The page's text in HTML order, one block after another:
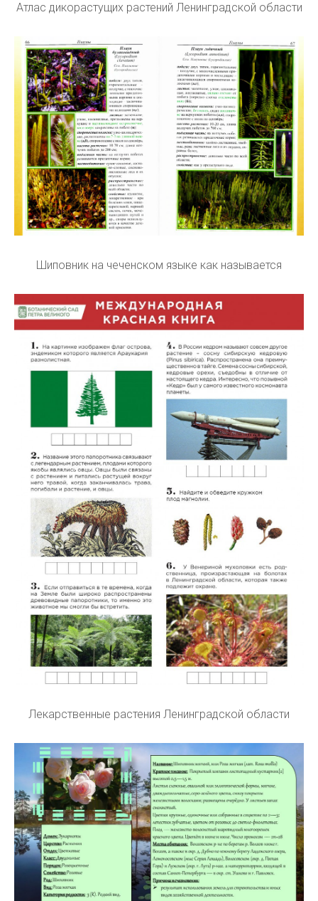
Атлас дикорастущих растений Ленинградской области
Шиповник на чеченском языке как называется
Лекарственные растения Ленинградской области